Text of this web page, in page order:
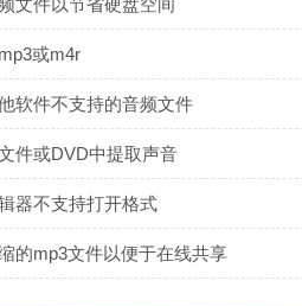
文件以节省硬盘空间
或m4r
软件不支持的音频文件
件或DVD中提取声音
器不支持打开格式
的mp3文件以便于在线共享